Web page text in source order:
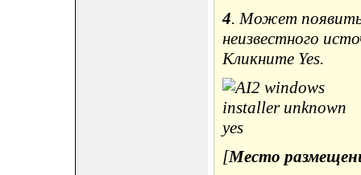
4. Может
неизвестного
Кликните Yes.
[Место